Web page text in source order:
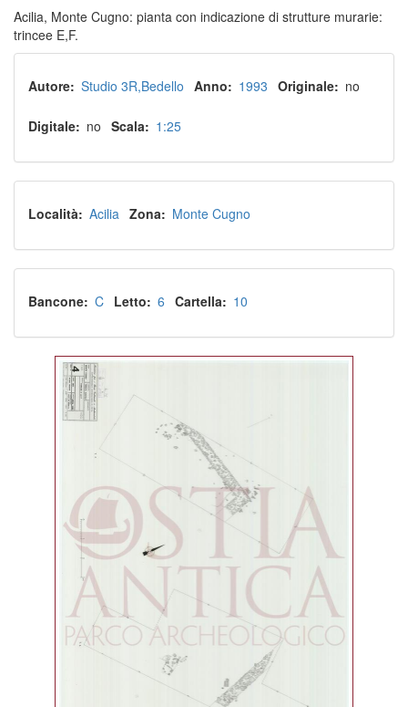
Acilia, Monte Cugno: pianta con indicazione di strutture murarie:
trincee E,F.
Autore Studio 3R Bedello Anno 1993 Originale no
Digitale no Scala 1:25
Località Acilia Zona Monte Cugno
Bancone C Letto 6 Cartella 10